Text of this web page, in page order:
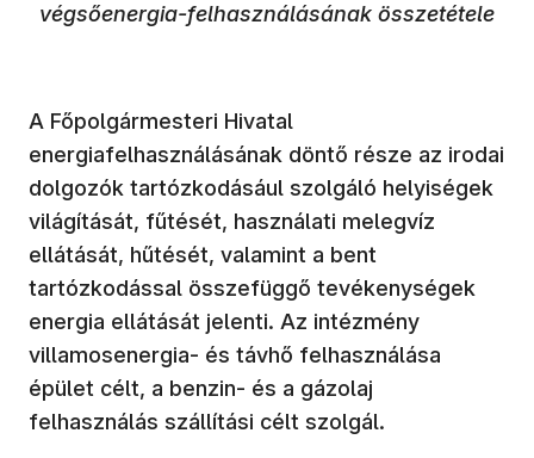
végsőenergia-felhasználásának összetétele
A Főpolgármesteri Hivatal
energiafelhasználásának döntő része az irodai
dolgozók tartózkodásául szolgáló helyiségek
világítását, fűtését, használati melegvíz
ellátását, hűtését, valamint a bent
tartózkodással összefüggő tevékenységek
energia ellátását jelenti. Az intézmény
villamosenergia- és távhő felhasználása
épület célt, a benzin- és a gázolaj
felhasználás szállítási célt szolgál.